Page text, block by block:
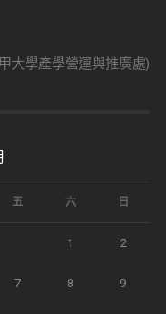
大學產學營運與推廣處)
五 六 日
1 2
7 8 9